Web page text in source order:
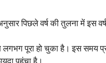
पिछले वर्ष की तुलना में इस
पूरा हो चुका है। इस समय